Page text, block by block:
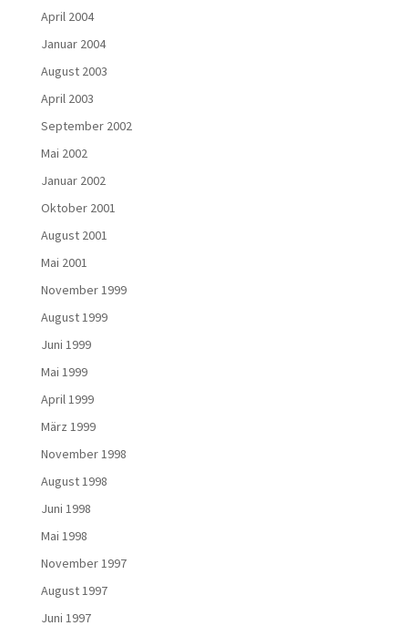
April 2004
Januar 2004
August 2003
April 2003
September 2002
Mai 2002
Januar 2002
Oktober 2001
August 2001
Mai 2001
November 1999
August 1999
Juni 1999
Mai 1999
April 1999
März 1999
November 1998
August 1998
Juni 1998
Mai 1998
November 1997
August 1997
Juni 1997